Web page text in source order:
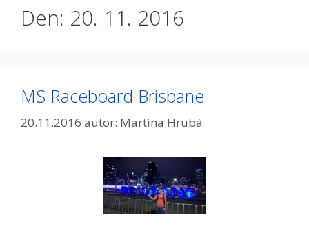
Den: 20. 11. 2016
MS Raceboard Brisbane
20.11.2016 autor: Martina Hrubá